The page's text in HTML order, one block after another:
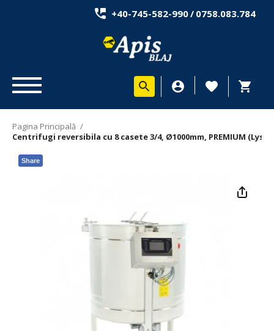
+40-745-582-990/ 0758.083.784
Pagina Principală /
Centrifugi reversibila cu 8 casete 3/4, Ø1000mm, PREMIUM
Share